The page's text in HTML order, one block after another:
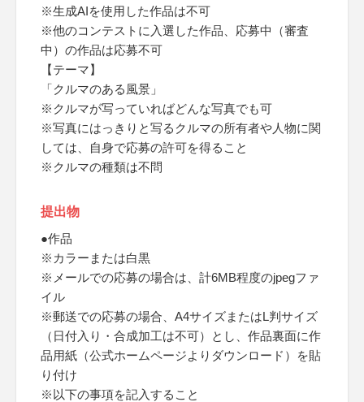
※生成AIを使用した作品は不可
※他のコンテストに入選した作品、応募中（審査
中）の作品は応募不可
【テーマ】
「クルマのある風景」
※クルマが写っていればどんな写真でも可
※写真にはっきりと写るクルマの所有者や人物に関
しては、自身で応募の許可を得ること
※クルマの種類は不問
提出物
●作品
※カラーまたは白黒
※メールでの応募の場合は、計6MB程度のjpegファ
イル
※郵送での応募の場合、A4サイズまたはL判サイズ
（日付入り・合成加工は不可）とし、作品裏面に作
品用紙（公式ホームページよりダウンロード）を貼
り付け
※以下の事項を記入すること